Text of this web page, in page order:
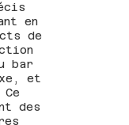
en
de
bar
et
des